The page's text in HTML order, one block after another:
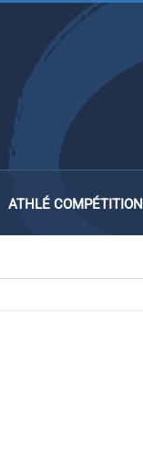
ATHLÉ COMPÉTITION